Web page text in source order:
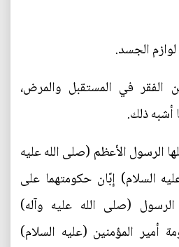
الجسد.
الفقر في المستقبل والمرض،
ذلك.
الرسول الأعظم (صلى الله عليه
السلام) إبّان حكومتهما على
(صلى الله عليه وآله)
المؤمنين (عليه السلام)